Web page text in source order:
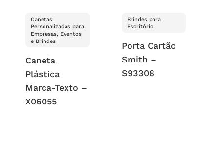
Canetas
Personalizadas para
Empresas, Eventos
e Brindes
Caneta
Plástica
Marca-Texto –
X06055
Brindes para
Escritório
Porta Cartão
Smith –
S93308